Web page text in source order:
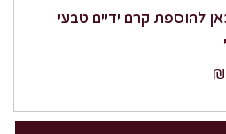
להוספת קרם ידיים טבעי